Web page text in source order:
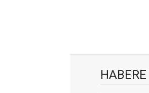
HABERE